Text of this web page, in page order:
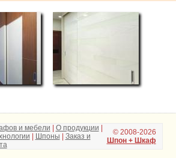
и мебели | О продукции |
| Шпоны | Заказ и
© 2008-2026
Шпон + Шкаф